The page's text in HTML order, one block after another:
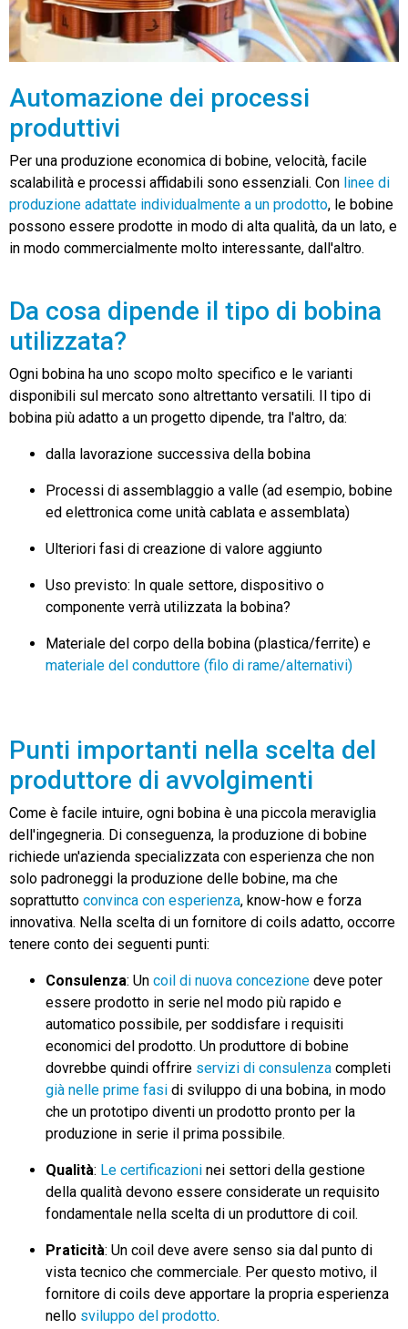
Automazione dei processi
produttivi
Per una produzione economica di bobine, velocità, facile
scalabilità e processi affidabili sono essenziali. Con linee di
produzione adattate individualmente a un prodotto, le bobine
possono essere prodotte in modo di alta qualità, da un lato, e
in modo commercialmente molto interessante, dall'altro.
Da cosa dipende il tipo di bobina
utilizzata?
Ogni bobina ha uno scopo molto specifico e le varianti
disponibili sul mercato sono altrettanto versatili. Il tipo di
bobina più adatto a un progetto dipende, tra l'altro, da:
dalla lavorazione successiva della bobina
Processi di assemblaggio a valle (ad esempio, bobine
ed elettronica come unità cablata e assemblata)
Ulteriori fasi di creazione di valore aggiunto
Uso previsto: In quale settore, dispositivo o
componente verrà utilizzata la bobina?
Materiale del corpo della bobina (plastica/ferrite) e
materiale del conduttore (filo di rame/alternativi)
Punti importanti nella scelta del
produttore di avvolgimenti
Come è facile intuire, ogni bobina è una piccola meraviglia
dell'ingegneria. Di conseguenza, la produzione di bobine
richiede un'azienda specializzata con esperienza che non
solo padroneggi la produzione delle bobine, ma che
soprattutto convinca con esperienza, know-how e forza
innovativa. Nella scelta di un fornitore di coils adatto, occorre
tenere conto dei seguenti punti:
Consulenza: Un coil di nuova concezione deve poter
essere prodotto in serie nel modo più rapido e
automatico possibile, per soddisfare i requisiti
economici del prodotto. Un produttore di bobine
dovrebbe quindi offrire servizi di consulenza completi
già nelle prime fasi di sviluppo di una bobina, in modo
che un prototipo diventi un prodotto pronto per la
produzione in serie il prima possibile.
Qualità: Le certificazioni nei settori della gestione
della qualità devono essere considerate un requisito
fondamentale nella scelta di un produttore di coil.
Praticità: Un coil deve avere senso sia dal punto di
vista tecnico che commerciale. Per questo motivo, il
fornitore di coils deve apportare la propria esperienza
nello sviluppo del prodotto.